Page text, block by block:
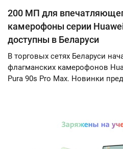
200 МП для
камерофоны серии
доступны в Беларуси
В торговых сетях Беларуси
флагманских камерофонов
Pura 90s Pro Max. Новинки